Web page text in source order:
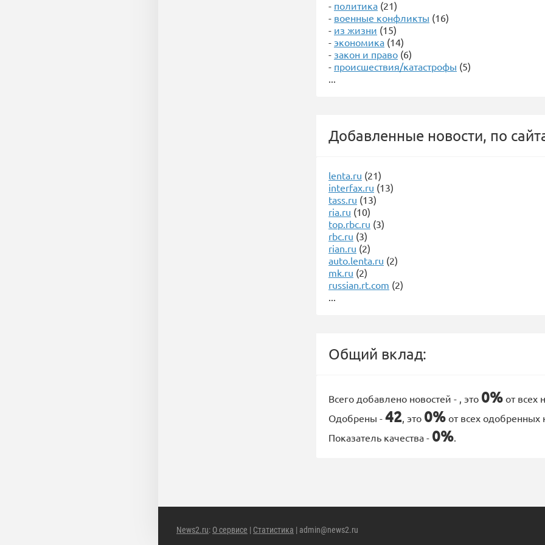
- политика (21)
- военные конфликты (16)
- из жизни (15)
- экономика (14)
- закон и право (6)
- происшествия/катастрофы (5)
...
Добавленные новости, по
lenta.ru (21)
interfax.ru (13)
tass.ru (13)
ria.ru (10)
top.rbc.ru (3)
rbc.ru (3)
rian.ru (2)
auto.lenta.ru (2)
mk.ru (2)
russian.rt.com (2)
...
Общий вклад:
Всего добавлено новостей - , это 0% от всех
Одобрены - 42, это 0% от всех одобренных
Показатель качества - 0%.
News2.ru: О сервисе | Статистика | admin@news2.ru